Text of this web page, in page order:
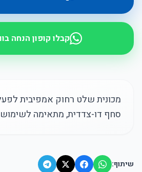
קבלו קופון הנחה
מכונית שלט רחוק אמפיבית
סחף דו-צדדית, מתאימה
שיתוף: